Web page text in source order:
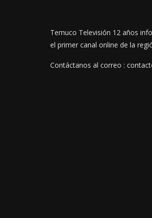
Temuco Televisión 12 años
el primer canal online de la
Contáctanos al correo :